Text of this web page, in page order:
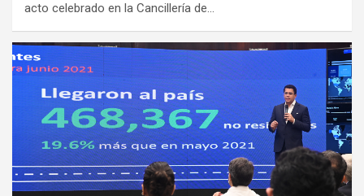
acto celebrado en la Cancillería de…